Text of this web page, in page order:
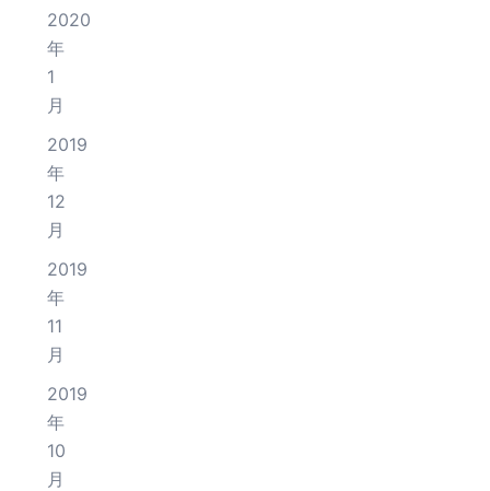
2020
年
1
月
2019
年
12
月
2019
年
11
月
2019
年
10
月